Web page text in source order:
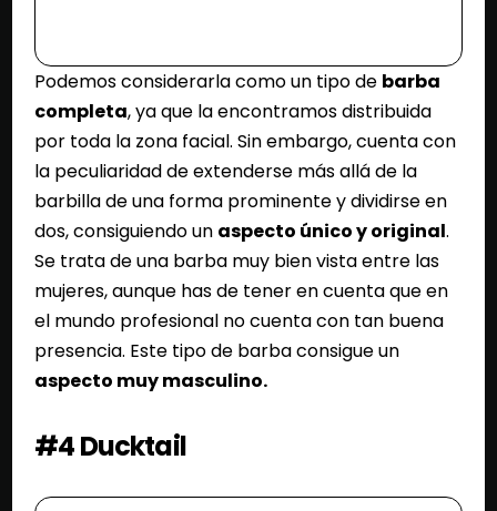
Podemos considerarla como un tipo de barba
completa, ya que la encontramos distribuida
por toda la zona facial. Sin embargo, cuenta con
la peculiaridad de extenderse más allá de la
barbilla de una forma prominente y dividirse en
dos, consiguiendo un aspecto único y original.
Se trata de una barba muy bien vista entre las
mujeres, aunque has de tener en cuenta que en
el mundo profesional no cuenta con tan buena
presencia. Este tipo de barba consigue un
aspecto muy masculino.
#4 Ducktail